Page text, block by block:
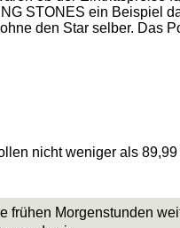
STONES ein Beispiel
den Star selber. Das
nicht weniger als
Morgenstunden